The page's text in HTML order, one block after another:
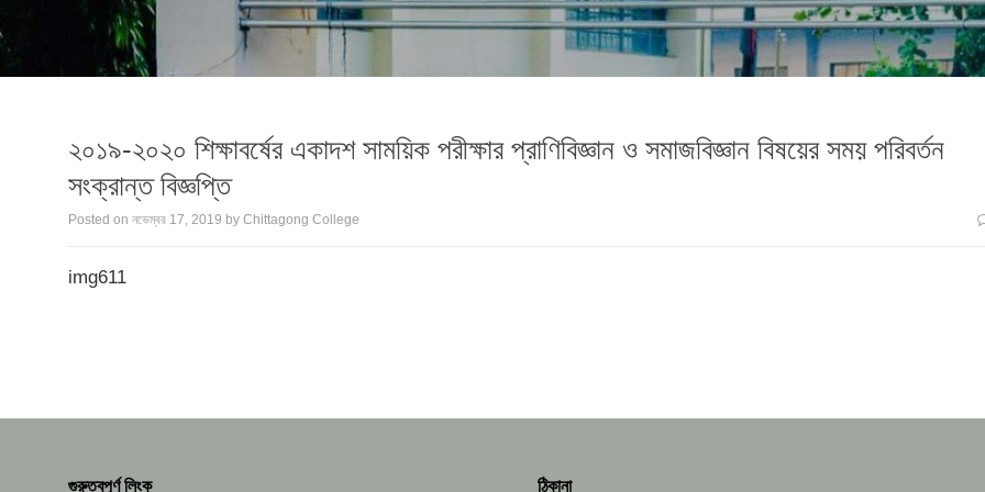
২০১৯-২০২০ শিক্ষাবর্ষের একাদশ সাময়িক পরীক্ষার প্রাণিবিজ্ঞান ও সমাজবিজ্ঞান বিষয়ের সময় পরিবর্তন
সংক্রান্ত বিজ্ঞপ্তি
Posted on নভেম্বর 17, 2019 by Chittagong College
img611
গুরুত্বপূর্ণ লিংক ঠিকানা